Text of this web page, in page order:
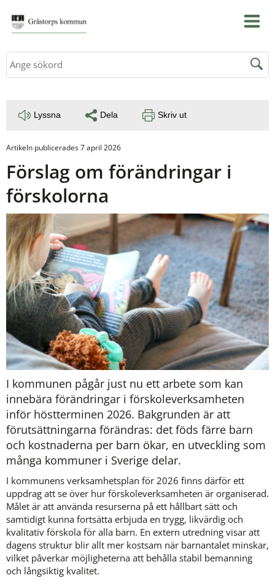
Sök
Lyssna Dela Skriv ut
Artikeln publicerades 7 april 2026
Förslag om förändringar i
förskolorna
I kommunen pågår just nu ett arbete som kan
innebära förändringar i förskoleverksamheten
inför höstterminen 2026. Bakgrunden är att
förutsättningarna förändras: det föds färre barn
och kostnaderna per barn ökar, en utveckling som
många kommuner i Sverige delar.
I kommunens verksamhetsplan för 2026 finns därför ett
uppdrag att se över hur förskoleverksamheten är organiserad.
Målet är att använda resurserna på ett hållbart sätt och
samtidigt kunna fortsätta erbjuda en trygg, likvärdig och
kvalitativ förskola för alla barn. En extern utredning visar att
dagens struktur blir allt mer kostsam när barnantalet minskar,
vilket påverkar möjligheterna att behålla stabil bemanning
och långsiktig kvalitet.